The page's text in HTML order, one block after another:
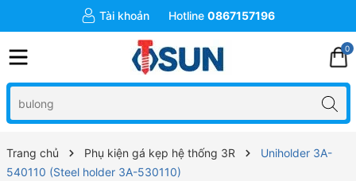
Tài khoản Hotline 0867157196
0
Trang chủ Phụ kiện gá kẹp hệ thống 3R
Uniholder 3A-
540110 (Steel holder 3A-530110)